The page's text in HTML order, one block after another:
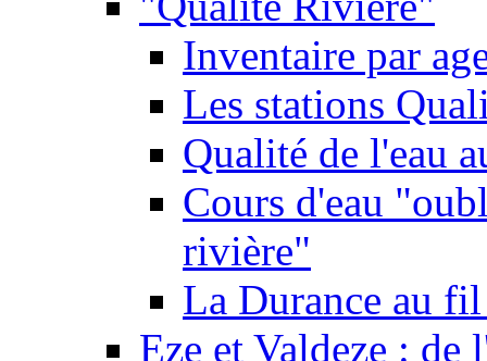
Inventaire par
Les stations
Qualité de l'eau
Cours d'eau
rivière"
La Durance au
Eze et Valdeze : de